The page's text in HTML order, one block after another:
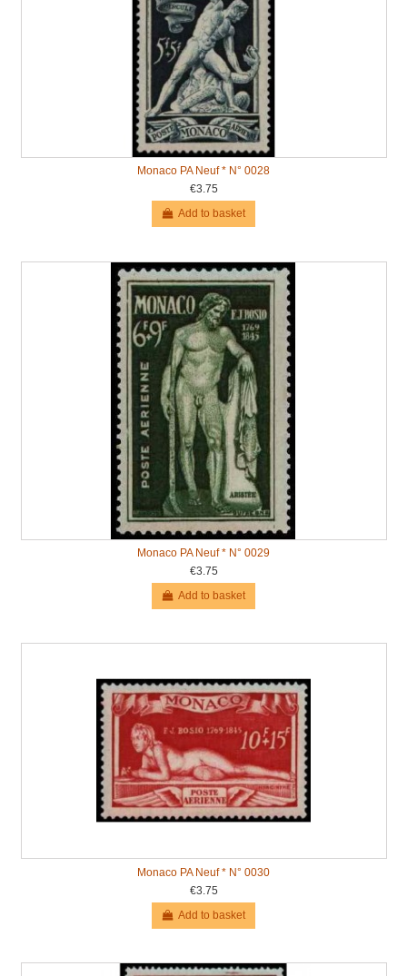
Monaco PA Neuf * N° 0028
€3.75
Add to basket
Monaco PA Neuf * N° 0029
€3.75
Add to basket
Monaco PA Neuf * N° 0030
€3.75
Add to basket